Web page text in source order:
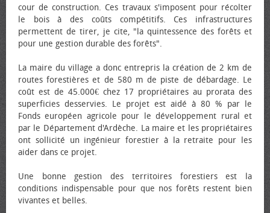
cour de construction. Ces travaux s'imposent pour récolter
le bois à des coûts compétitifs. Ces infrastructures
permettent de tirer, je cite, "la quintessence des forêts et
pour une gestion durable des forêts".
La maire du village a donc entrepris la création de 2 km de
routes forestières et de 580 m de piste de débardage. Le
coût est de 45.000€ chez 17 propriétaires au prorata des
superficies desservies. Le projet est aidé à 80 % par le
Fonds européen agricole pour le développement rural et
par le Département d'Ardèche. La maire et les propriétaires
ont sollicité un ingénieur forestier à la retraite pour les
aider dans ce projet.
Une bonne gestion des territoires forestiers est la
conditions indispensable pour que nos forêts restent bien
vivantes et belles.